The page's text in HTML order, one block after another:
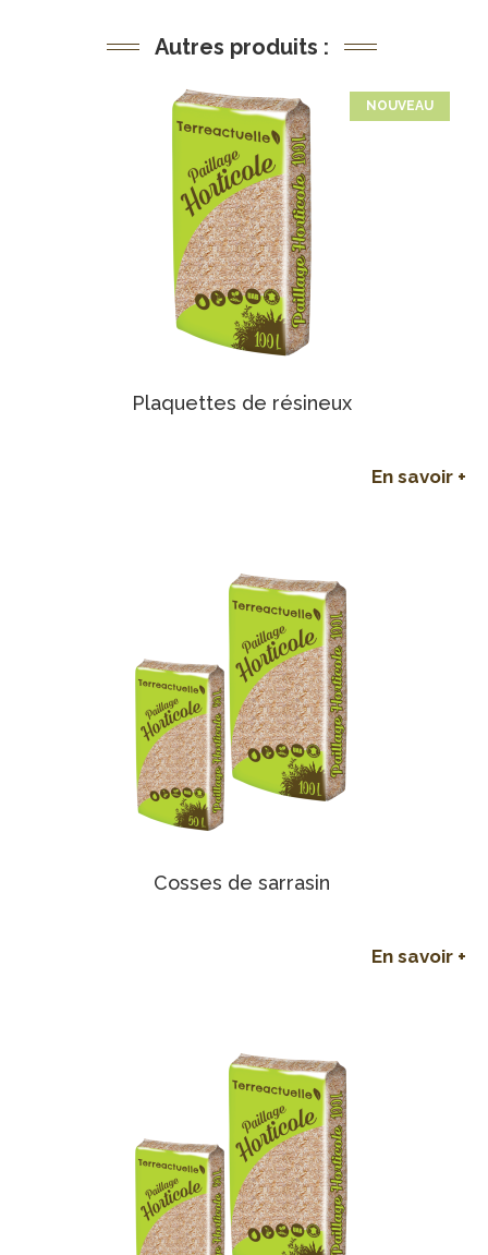
Autres produits :
NOUVEAU
Plaquettes de résineux
En savoir +
Cosses de sarrasin
En savoir +